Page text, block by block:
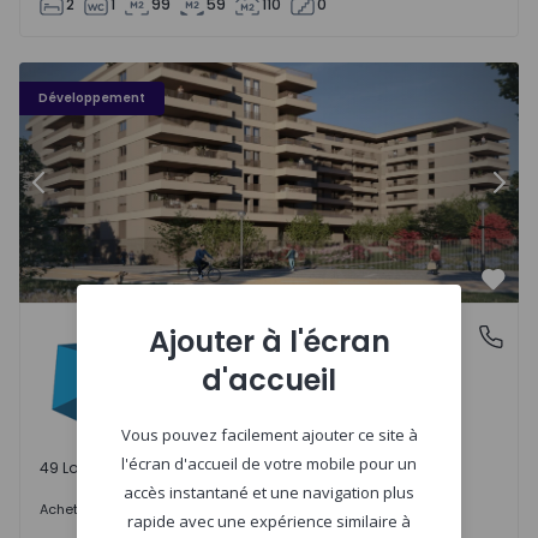
2 1 99 59 110 0
Développement
PLENO JARDIM - 3
Précédent
Águas Santas, PortoPLENO JARDIM
Águas Santas, Porto
49 Lots disponibles
Acheter 242.000 €
Ajouter à l'écran
d'accueil
Vous pouvez facilement ajouter ce site à
l'écran d'accueil de votre mobile pour un
accès instantané et une navigation plus
rapide avec une expérience similaire à